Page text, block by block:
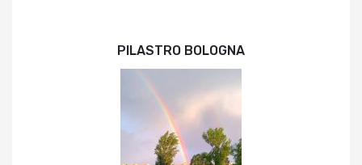
PILASTRO BOLOGNA